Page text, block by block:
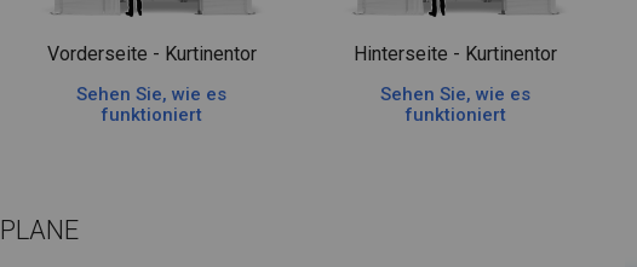
Vorderseite - Kurtinentor
Sehen Sie, wie es
funktioniert
Hinterseite - Kurtinentor
Sehen Sie, wie es
funktioniert
PLANE